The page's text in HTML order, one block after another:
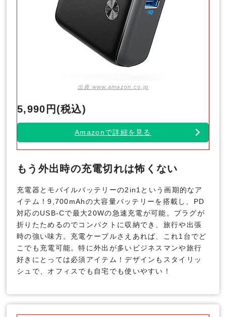
出典:www.amazon.co.jp
5,990円(税込)
Amazonで詳細を見る
もう外出時の充電切れは怖くない
充電器とモバイルバッテリーの2in1という画期的なア
イテム！9,700mAhの大容量バッテリーを搭載し、PD
対応のUSB-Cで最大20Wの急速充電が可能。プラグが
折りたためるのでコンパクトに収納でき、旅行や出張
時の強い味方。充電ケーブルさえあれば、これ1台でど
こでも充電可能。特に外出が多いビジネスマンや旅行
好きにとっては必須アイテム！デザインもスタイリッ
シュで、オフィスでも自宅でも使いやすい！